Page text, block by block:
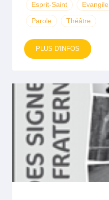
Esprit-Saint Evangile
Parole Théâtre
PLUS D'INFOS